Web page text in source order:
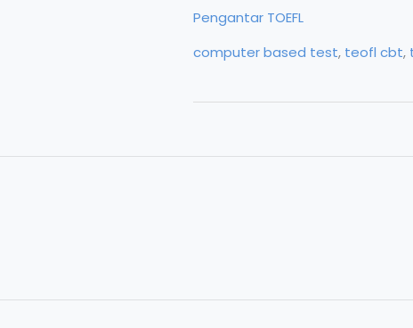
CBT:
Computer
Test
Pengantar TOEFL
computer based test, teofl cbt,